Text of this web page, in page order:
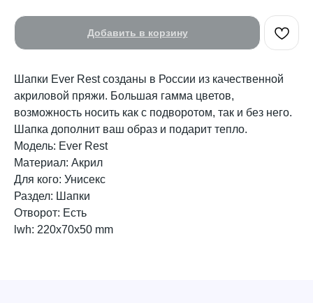
Добавить в корзину
Шапки Ever Rest созданы в России из качественной
акриловой пряжи. Большая гамма цветов,
возможность носить как с подворотом, так и без него.
Шапка дополнит ваш образ и подарит тепло.
Модель: Ever Rest
Материал: Акрил
Для кого: Унисекс
Раздел: Шапки
Отворот: Есть
lwh: 220x70x50 mm